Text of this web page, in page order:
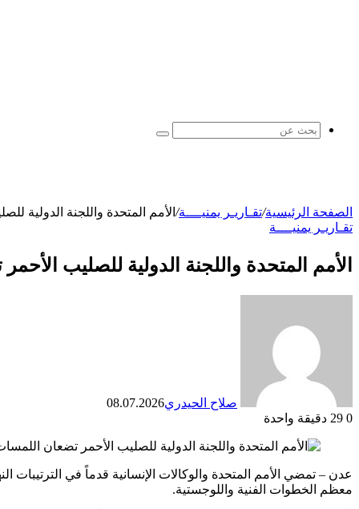
بحث
الصفحة الرئيسية/تقـاريـر يمنيــــة/ الأمم المتحدة واللجنة الدولية
تقـاريـر يمنيــــة
الأمم المتحدة واللجنة الدولية للصليب
صلاح الحيدري08.07.2026
0
دقيقة واحدة
معظم الخطوات الفنية واللوجستية.